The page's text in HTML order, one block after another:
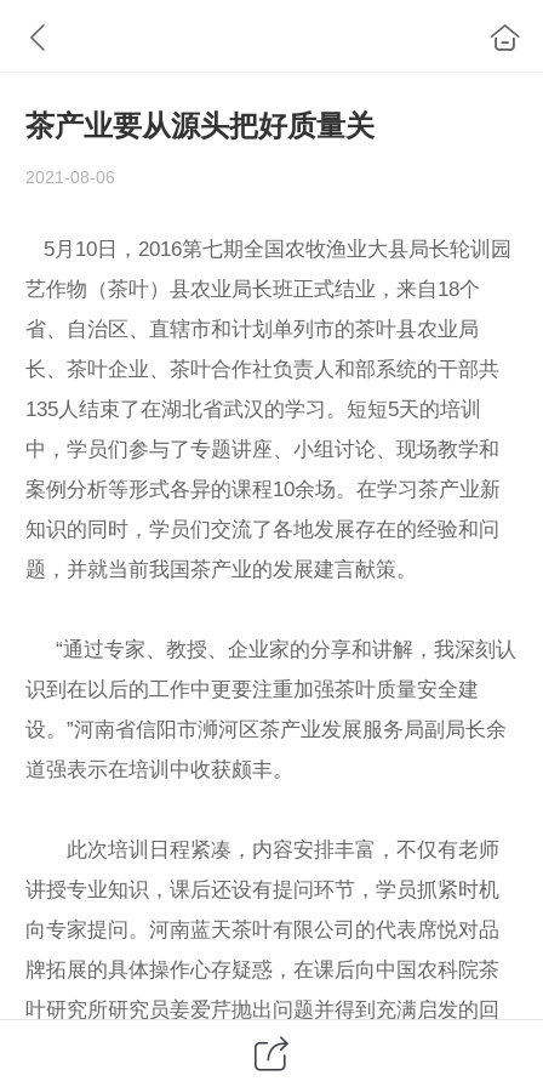
茶产业要从源头把好质量关
2021-08-06
5月10日，2016第七期全国农牧渔业大县局长轮训园
艺作物（茶叶）县农业局长班正式结业，来自18个
省、自治区、直辖市和计划单列市的茶叶县农业局
长、茶叶企业、茶叶合作社负责人和部系统的干部共
135人结束了在湖北省武汉的学习。短短5天的培训
中，学员们参与了专题讲座、小组讨论、现场教学和
案例分析等形式各异的课程10余场。在学习茶产业新
知识的同时，学员们交流了各地发展存在的经验和问
题，并就当前我国茶产业的发展建言献策。
“通过专家、教授、企业家的分享和讲解，我深刻认
识到在以后的工作中更要注重加强茶叶质量安全建
设。”河南省信阳市浉河区茶产业发展服务局副局长余
道强表示在培训中收获颇丰。
此次培训日程紧凑，内容安排丰富，不仅有老师
讲授专业知识，课后还设有提问环节，学员抓紧时机
向专家提问。河南蓝天茶叶有限公司的代表席悦对品
牌拓展的具体操作心存疑惑，在课后向中国农科院茶
叶研究所研究员姜爱芹抛出问题并得到充满启发的回
答。“姜老师的授课确实有道理，我们准备着力进行母